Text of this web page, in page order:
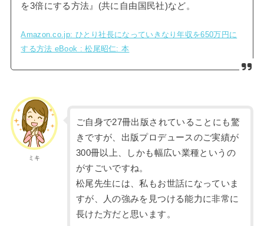
を3倍にする方法』(共に自由国民社)など。
Amazon.co.jp: ひとり社長になっていきなり年収を650万円に
する方法 eBook : 松尾昭仁: 本
ミキ
ご自身で27冊出版されていることにも驚
きですが、出版プロデュースのご実績が
300冊以上、しかも幅広い業種というの
がすごいですね。
松尾先生には、私もお世話になっていま
すが、人の強みを見つける能力に非常に
長けた方だと思います。